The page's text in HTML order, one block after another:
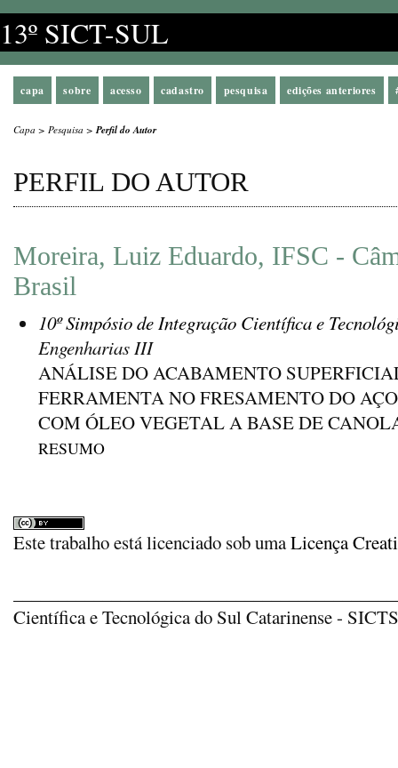
13º SICT-SUL
capa sobre acesso cadastro pesquisa edições anteriores
Capa > Pesquisa >Perfil do Autor
PERFIL DO AUTOR
Moreira, Luiz Eduardo, IFSC -
Brasil
10º Simpósio de Integração Científica e
Engenharias III
ANÁLISE DO ACABAMENTO
FERRAMENTA NO FRESAMENTO DO
COM ÓLEO VEGETAL A BASE DE
RESUMO
Este trabalho está licenciado sob umaLicença
Científica e Tecnológica do Sul Catarinense -